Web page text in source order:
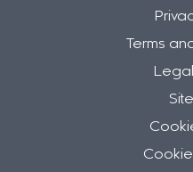
Terms